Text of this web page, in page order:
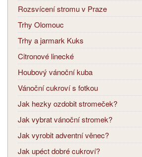
Rozsvícení stromu v Praze
Trhy Olomouc
Trhy a jarmark Kuks
Citronové linecké
Houbový vánoční kuba
Vánoční cukroví s fotkou
Jak hezky ozdobit stromeček?
Jak vybrat vánoční stromek?
Jak vyrobit adventní věnec?
Jak upéct dobré cukroví?